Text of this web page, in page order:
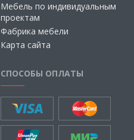
Мебель по индивидуальным
проектам
Фабрика мебели
Карта сайта
СПОСОБЫ ОПЛАТЫ